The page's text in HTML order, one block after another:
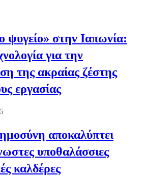
ψυγείο» στην Ιαπωνία:
για την
της ακραίας ζέστης
εργασίας
αποκαλύπτει
υποθαλάσσιες
καλδέρες